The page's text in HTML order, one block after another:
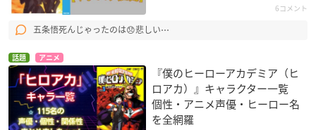
6コメント
五条悟死んじゃったのは😞悲しい⋯
話題 アニメ
『僕のヒーローアカデミア（ヒ
ロアカ）』キャラクター一覧
個性・アニメ声優・ヒーロー名
を全網羅